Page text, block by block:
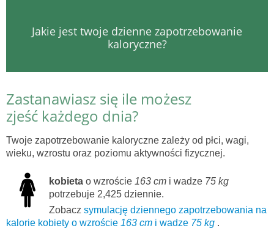
Jakie jest twoje dzienne zapotrzebowanie
kaloryczne?
Zastanawiasz się ile możesz
zjeść każdego dnia?
Twoje zapotrzebowanie kaloryczne zależy od płci, wagi,
wieku, wzrostu oraz poziomu aktywności fizycznej.
kobieta o wzroście 163 cm i wadze 75 kg
potrzebuje 2,425 dziennie.
Zobacz symulację dziennego zapotrzebowania na
kalorie kobiety o wzroście 163 cm i wadze 75 kg .